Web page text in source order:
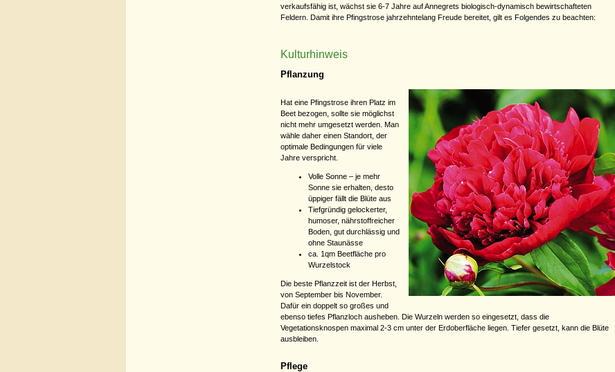
verkaufsfähig ist, wächst sie 6-7 Jahre auf Annegrets biologisch-dynamisch bewirtschafteten
Feldern. Damit ihre Pfingstrose jahrzehntelang Freude bereitet, gilt es Folgendes zu beachten:
Kulturhinweis
Pflanzung
Hat eine Pfingstrose ihren Platz im
Beet bezogen, sollte sie möglichst
nicht mehr umgesetzt werden. Man
wähle daher einen Standort, der
optimale Bedingungen für viele
Jahre verspricht.
Volle Sonne – je mehr
Sonne sie erhalten, desto
üppiger fällt die Blüte aus
Tiefgründig gelockerter,
humoser, nährstoffreicher
Boden, gut durchlässig und
ohne Staunässe
ca. 1qm Beetfläche pro
Wurzelstock
Die beste Pflanzzeit ist der Herbst,
von September bis November.
Dafür ein doppelt so großes und
ebenso tiefes Pflanzloch ausheben. Die Wurzeln werden so eingesetzt, dass die
Vegetationsknospen maximal 2-3 cm unter der Erdoberfläche liegen. Tiefer gesetzt, kann die Blüte
ausbleiben.
Pflege